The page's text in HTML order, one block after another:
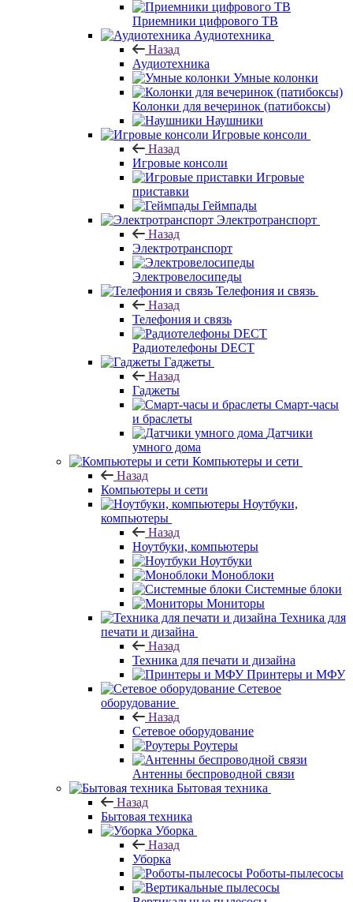
Приемники цифрового ТВ
Аудиотехника
Назад
Аудиотехника
Умные колонки
Колонки для вечеринок (патибоксы)
Наушники
Игровые консоли
Назад
Игровые консоли
Игровые
приставки
Геймпады
Электротранспорт
Назад
Электротранспорт
Электровелосипеды
Телефония и связь
Назад
Телефония и связь
Радиотелефоны DECT
Гаджеты
Назад
Гаджеты
Смарт-часы
и браслеты
Датчики
умного дома
Компьютеры и сети
Назад
Компьютеры и сети
Ноутбуки,
компьютеры
Назад
Ноутбуки, компьютеры
Ноутбуки
Моноблоки
Системные блоки
Мониторы
Техника для
печати и дизайна
Назад
Техника для печати и дизайна
Принтеры и МФУ
Сетевое
оборудование
Назад
Сетевое оборудование
Роутеры
Антенны беспроводной связи
Бытовая техника
Назад
Бытовая техника
Уборка
Назад
Уборка
Роботы-пылесосы